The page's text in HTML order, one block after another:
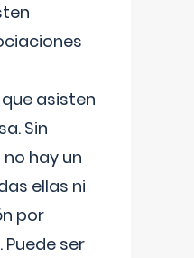
asisten
Sin
hay un
ellas ni
por
ser